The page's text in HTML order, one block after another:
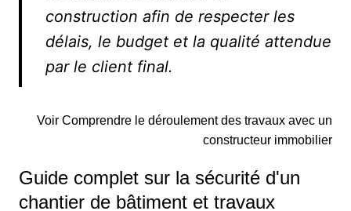
construction afin de respecter les
délais, le budget et la qualité attendue
par le client final.
Voir Comprendre le déroulement des travaux avec un
constructeur immobilier
Guide complet sur la sécurité d'un
chantier de bâtiment et travaux